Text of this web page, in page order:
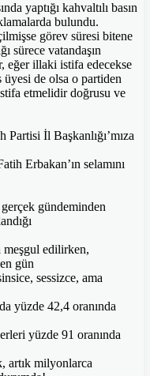
yaptığı kahvaltılı basın
bulundu.
görev süresi bitene
sürece vatandaşın
eğer illaki istifa edecekse
de olsa o partiden
etmelidir doğrusu ve
Partisi İl Başkanlığı’mıza
Erbakan’ın selamını
gündeminden
edilirken,
gün
sessizce, ama
yüzde 42,4 oranında
yüzde 91 oranında
artık milyonlarca